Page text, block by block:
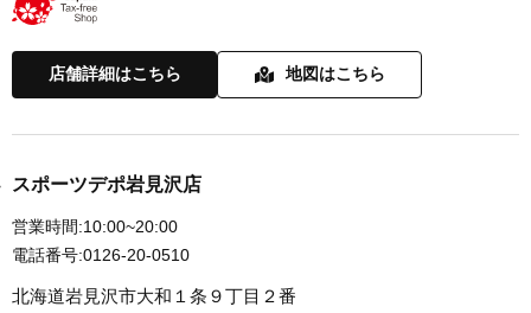
店舗詳細はこちら 地図はこちら
スポーツデポ岩見沢店
営業時間:10:00~20:00
電話番号:0126-20-0510
北海道岩見沢市大和１条９丁目２番